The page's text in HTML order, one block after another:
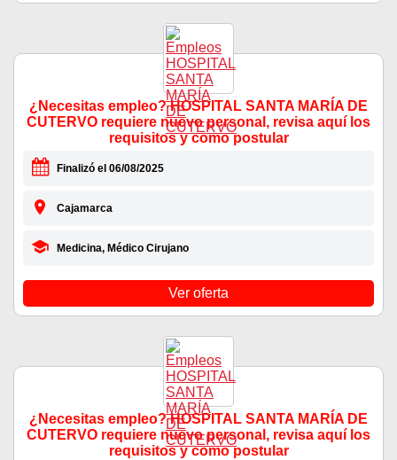
¿Necesitas empleo? HOSPITAL SANTA MARÍA DE
CUTERVO requiere nuevo personal, revisa aquí los
requisitos y como postular
Finalizó el 06/08/2025
Cajamarca
Medicina, Médico Cirujano
Ver oferta
¿Necesitas empleo? HOSPITAL SANTA MARÍA DE
CUTERVO requiere nuevo personal, revisa aquí los
requisitos y como postular